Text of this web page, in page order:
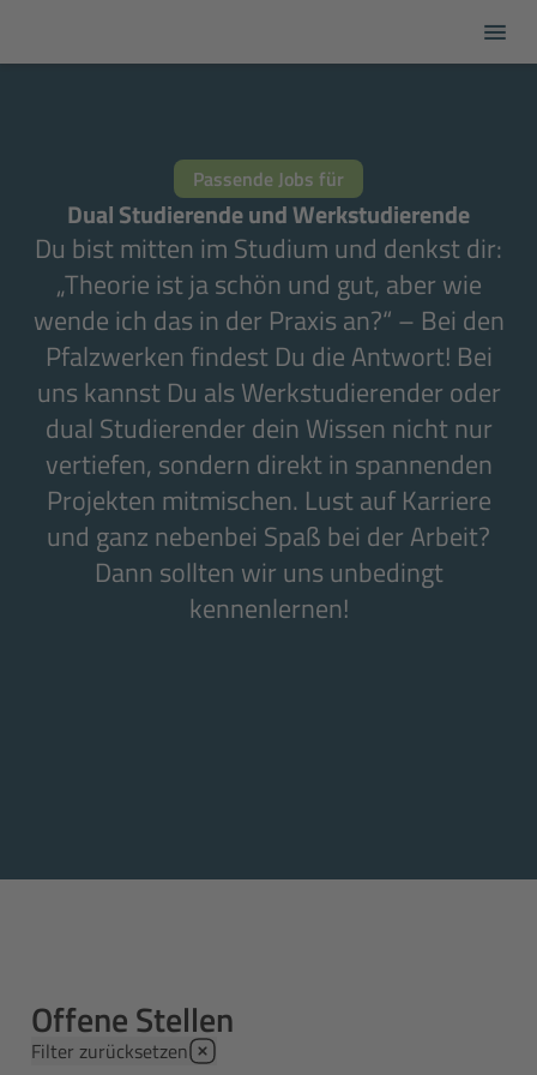
Passende Jobs für
:
Dual Studierende und Werkstudierende
Du bist mitten im Studium und denkst dir:
„Theorie ist ja schön und gut, aber wie
wende ich das in der Praxis an?“ – Bei den
Pfalzwerken findest Du die Antwort! Bei
uns kannst Du als Werkstudierender oder
dual Studierender dein Wissen nicht nur
vertiefen, sondern direkt in spannenden
Projekten mitmischen. Lust auf Karriere
und ganz nebenbei Spaß bei der Arbeit?
Dann sollten wir uns unbedingt
kennenlernen!
Offene Stellen
Filter zurücksetzen